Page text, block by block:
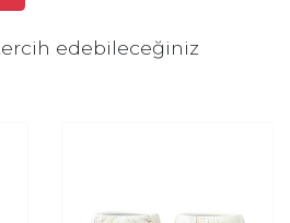
edebileceğiniz